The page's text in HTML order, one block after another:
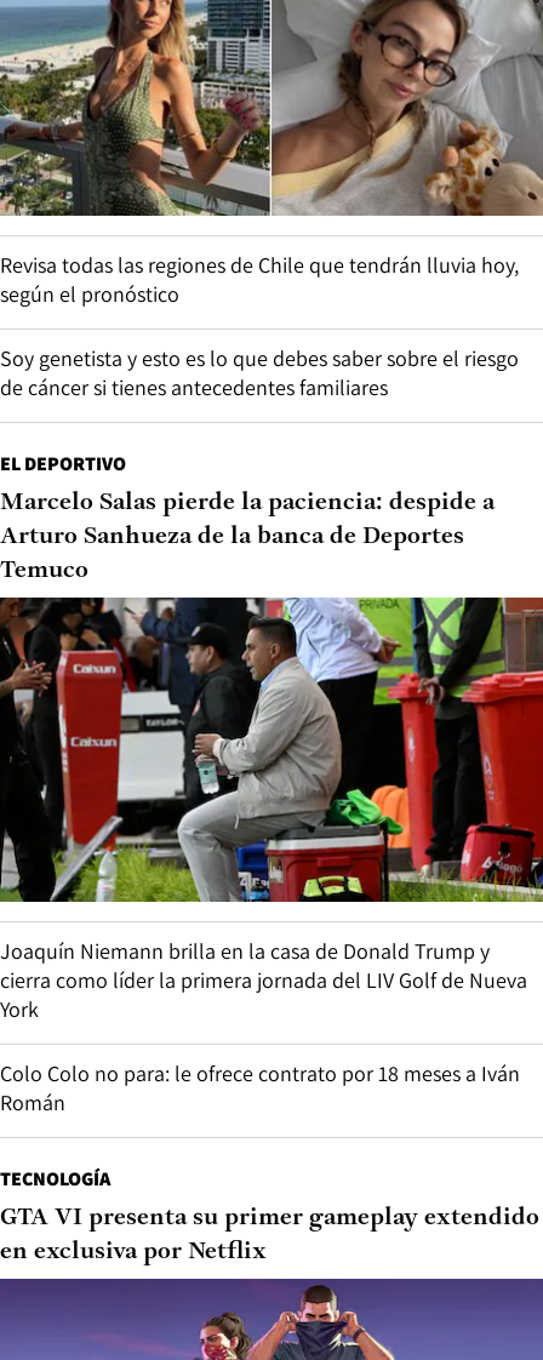
Revisa todas las regiones de Chile que tendrán lluvia hoy,
según el pronóstico
Soy genetista y esto es lo que debes saber sobre el riesgo
de cáncer si tienes antecedentes familiares
EL DEPORTIVO
Marcelo Salas pierde la paciencia: despide a
Arturo Sanhueza de la banca de Deportes
Temuco
Joaquín Niemann brilla en la casa de Donald Trump y
cierra como líder la primera jornada del LIV Golf de Nueva
York
Colo Colo no para: le ofrece contrato por 18 meses a Iván
Román
TECNOLOGÍA
GTA VI presenta su primer gameplay extendido
en exclusiva por Netflix